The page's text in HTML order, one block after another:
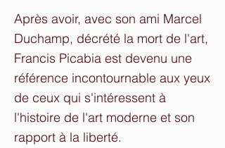
Après avoir, avec son ami Marcel
Duchamp, décrété la mort de l'art,
Francis Picabia est devenu une
référence incontournable aux yeux
de ceux qui s'intéressent à
l'histoire de l'art moderne et son
rapport à la liberté.